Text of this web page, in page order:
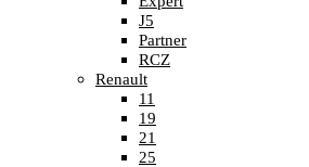
J5
Partner
RCZ
Renault
11
19
21
25